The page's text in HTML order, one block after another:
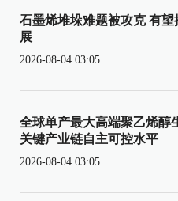
石墨烯堆垛难题被攻克 有
展
2026-08-04 03:05
全球单产最大高端聚乙烯醇
关键产业链自主可控水平
2026-08-04 03:05